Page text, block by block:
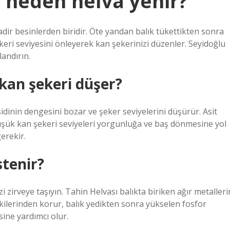
besinlerden biridir. Öte yandan balık tükettikten sonra
seviyesini önleyerek kan şekerinizi düzenler. Seyidoğlu
şekeri düşer?
dengesini bozar ve şeker seviyelerini düşürür. Asit
kan şekeri seviyeleri yorgunluğa ve baş dönmesine yol
taşıyın. Tahin Helvası balıkta biriken ağır
korur, balık yedikten sonra yükselen fosfor
yardımcı olur.